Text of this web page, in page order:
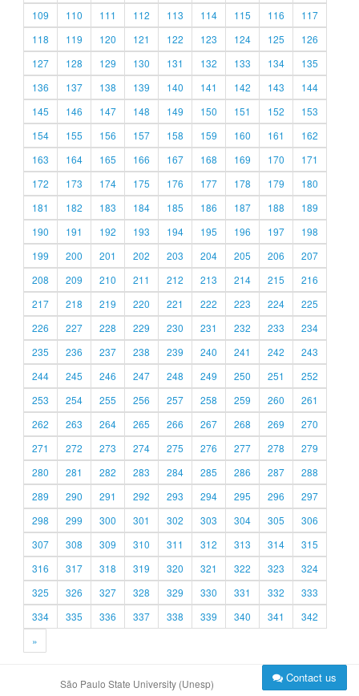
109
110 111 112 113 114 115 116
117
118
119 120 121 122 123 124 125
126
127
128 129 130 131 132 133 134
135
136
137 138 139 140 141 142 143
144
145
146 147 148 149 150 151 152
153
154
155 156 157 158 159 160 161
162
163
164 165 166 167 168 169 170
171
172
173 174 175 176 177 178 179
180
181
182 183 184 185 186 187 188
189
190
191 192 193 194 195 196 197
198
199
200 201 202 203 204 205 206
207
208
209 210 211 212 213 214 215
216
217
218 219 220 221 222 223 224
225
226
227 228 229 230 231 232 233
234
235
236 237 238 239 240 241 242
243
244
245 246 247 248 249 250 251
252
253
254 255 256 257 258 259 260
261
262
263 264 265 266 267 268 269
270
271
272 273 274 275 276 277 278
279
280
281 282 283 284 285 286 287
288
289
290 291 292 293 294 295 296
297
298
299 300 301 302 303 304 305
306
307
308 309 310 311 312 313 314
315
316
317 318 319 320 321 322 323
324
325
326 327 328 329 330 331 332
333
334
335 336 337 338 339 340 341
342
»
São Paulo State University (Unesp) Contact us